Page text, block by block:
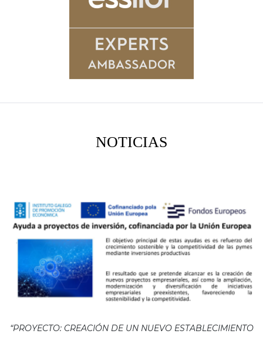
NOTICIAS
“PROYECTO: CREACIÓN DE UN NUEVO ESTABLECIMIENTO